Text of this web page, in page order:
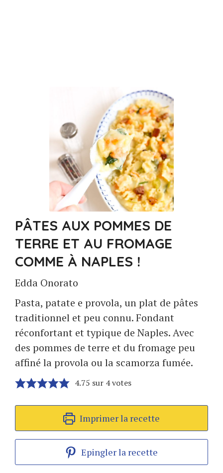
PÂTES AUX POMMES DE
TERRE ET AU FROMAGE
COMME À NAPLES !
Edda Onorato
Pasta, patate e provola, un plat de pâtes
traditionnel et peu connu. Fondant
réconfortant et typique de Naples. Avec
des pommes de terre et du fromage peu
affiné la provola ou la scamorza fumée.
4.75 sur 4votes
Imprimer la recette
Epingler la recette